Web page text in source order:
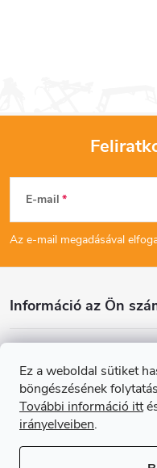
Ez a weboldal sütiket
böngészésének
További információ itt
irányelveiben.
L
á
b
é
E-mail
Az e-mail megadásával
Információ az Ön
Online fizetési